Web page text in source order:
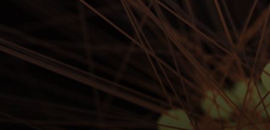
Новини и тенденции